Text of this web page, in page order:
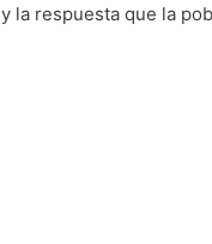
y la respuesta que la